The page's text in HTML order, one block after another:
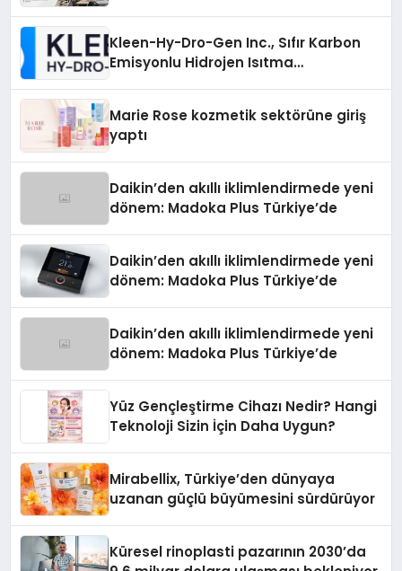
Kleen-Hy-Dro-Gen Inc., Sıfır Karbon
Emisyonlu Hidrojen Isıtma
Marie Rose kozmetik sektörüne giriş
yaptı
Daikin’den akıllı iklimlendirmede yeni
dönem: Madoka Plus Türkiye’de
Daikin’den akıllı iklimlendirmede yeni
dönem: Madoka Plus Türkiye’de
Daikin’den akıllı iklimlendirmede yeni
dönem: Madoka Plus Türkiye’de
Yüz Gençleştirme Cihazı Nedir? Hangi
Teknoloji Sizin İçin Daha Uygun?
Mirabellix, Türkiye’den dünyaya
uzanan güçlü büyümesini sürdürüyor
Küresel rinoplasti pazarının 2030’da